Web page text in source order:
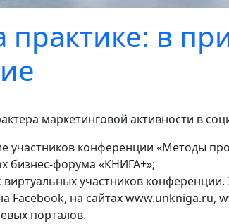
практике: в
маркетинговой активности в
участников конференции «Методы
бизнес-форума «КНИГА+»;
участников
Facebook, на сайтах
порталов.